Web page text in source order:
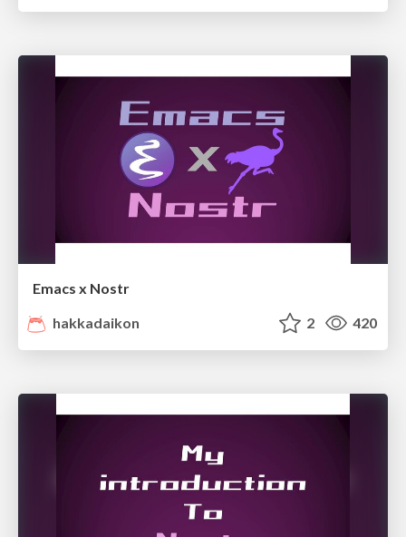
Emacs x Nostr
hakkadaikon
2 420